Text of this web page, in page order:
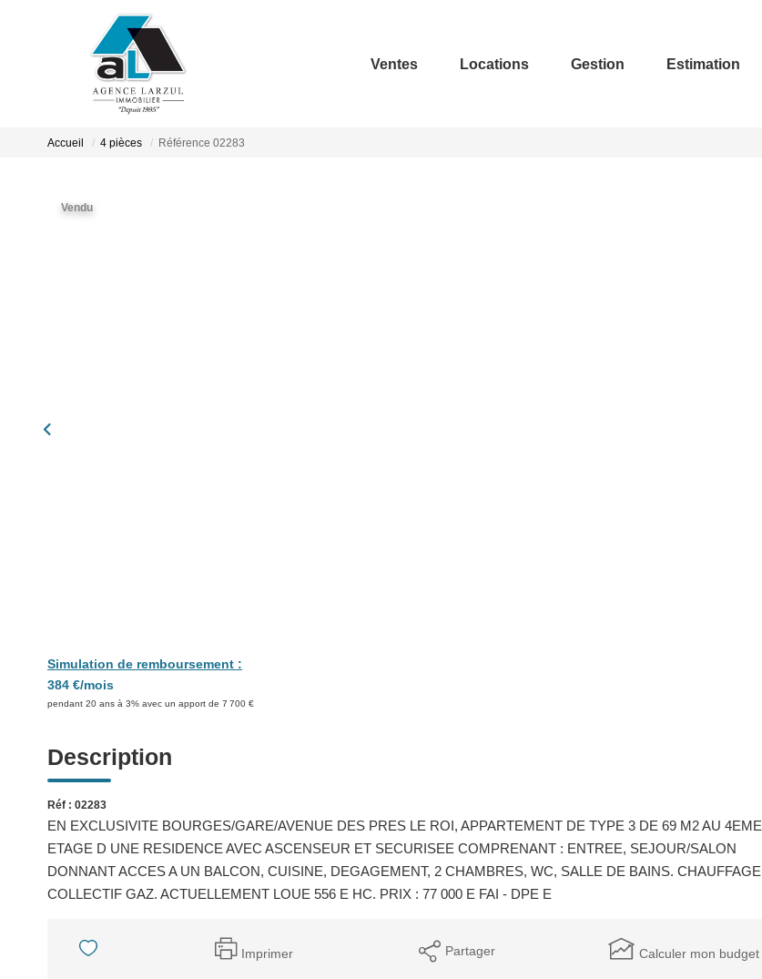
Ventes Locations Gestion Estimation
Accueil 4 pièces Référence 02283
Vendu
Simulation de remboursement :
384 €/mois
pendant 20 ans à 3% avec un apport de 7 700 €
Description
Réf : 02283
EN EXCLUSIVITE BOURGES/GARE/AVENUE DES PRES LE ROI, APPARTEMENT DE TYPE 3 DE 69 M2 AU 4EME
ETAGE D UNE RESIDENCE AVEC ASCENSEUR ET SECURISEE COMPRENANT : ENTREE, SEJOUR/SALON
DONNANT ACCES A UN BALCON, CUISINE, DEGAGEMENT, 2 CHAMBRES, WC, SALLE DE BAINS. CHAUFFAGE
COLLECTIF GAZ. ACTUELLEMENT LOUE 556 E HC. PRIX : 77 000 E FAI - DPE E
Imprimer Partager Calculer mon budget